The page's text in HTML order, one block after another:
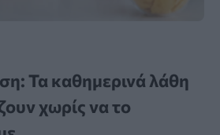
Τα καθημερινά λάθη
χωρίς να το